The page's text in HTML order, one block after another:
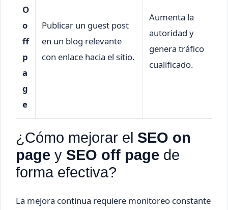
O
o
ff
p
a
g
e
Publicar un guest post
en un blog relevante
con enlace hacia el sitio.
Aumenta la
autoridad y
genera tráfico
cualificado.
¿Cómo mejorar el SEO on
page y SEO off page de
forma efectiva?
La mejora continua requiere monitoreo constante